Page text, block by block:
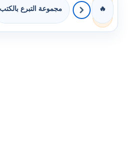
🔥 مجموعة التبرع بالكتب